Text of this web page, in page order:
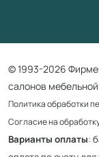
© 1993-2026
салонов
Политика обработки
Согласие на
Варианты оплаты: